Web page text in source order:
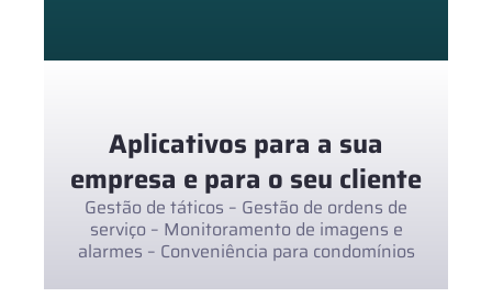
Aplicativos para a sua
empresa e para o seu cliente
Gestão de táticos – Gestão de ordens de
serviço – Monitoramento de imagens e
alarmes – Conveniência para condomínios